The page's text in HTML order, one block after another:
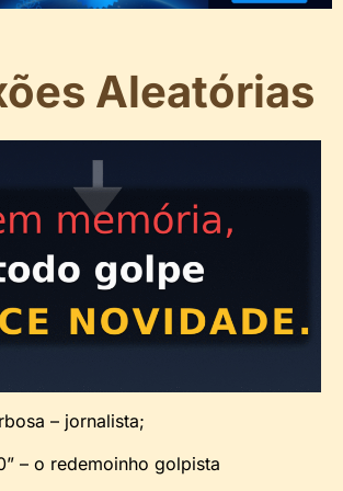
Aleatórias
– jornalista;
– o redemoinho golpista